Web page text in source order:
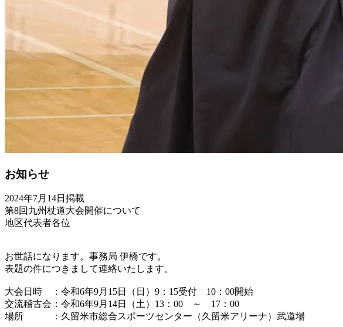
お知らせ
2024年7月14日掲載
第8回九州杖道大会開催について
地区代表者各位
お世話になります。事務局 伊橋です。
表題の件につきまして連絡いたします。
大会日時 ：令和6年9月15日（日）9：15受付 10：00開始
交流稽古会：令和6年9月14日（土）13：00 ～ 17：00
場所 ：久留米市総合スポーツセンター（久留米アリーナ）武道場